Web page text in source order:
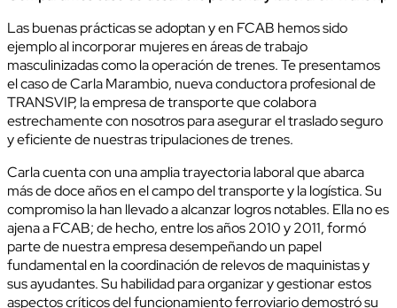
Las buenas prácticas se adoptan y en FCAB hemos sido
ejemplo al incorporar mujeres en áreas de trabajo
masculinizadas como la operación de trenes. Te presentamos
el caso de Carla Marambio, nueva conductora profesional de
TRANSVIP, la empresa de transporte que colabora
estrechamente con nosotros para asegurar el traslado seguro
y eficiente de nuestras tripulaciones de trenes.
Carla cuenta con una amplia trayectoria laboral que abarca
más de doce años en el campo del transporte y la logística. Su
compromiso la han llevado a alcanzar logros notables. Ella no es
ajena a FCAB; de hecho, entre los años 2010 y 2011, formó
parte de nuestra empresa desempeñando un papel
fundamental en la coordinación de relevos de maquinistas y
sus ayudantes. Su habilidad para organizar y gestionar estos
aspectos críticos del funcionamiento ferroviario demostró su